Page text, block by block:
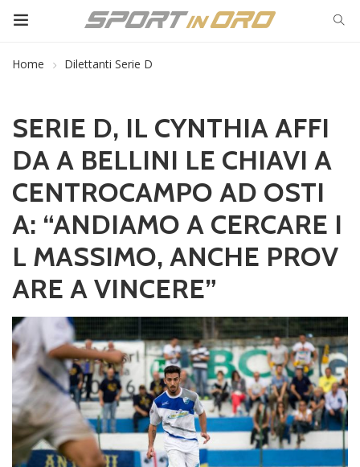
Home Dilettanti Serie D
SERIE D, IL CYNTHIA AFFI
DA A BELLINI LE CHIAVI A
CENTROCAMPO AD OSTI
A: “ANDIAMO A CERCARE I
L MASSIMO, ANCHE PROV
ARE A VINCERE”